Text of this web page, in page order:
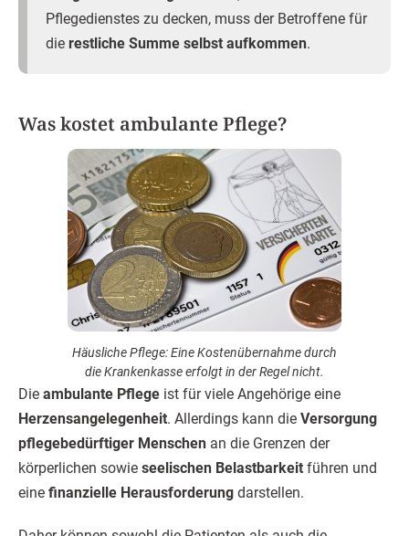
Pflegedienstes zu decken, muss der Betroffene für
die restliche Summe selbst aufkommen.
Was kostet ambulante Pflege?
Häusliche Pflege: Eine Kostenübernahme durch
die Krankenkasse erfolgt in der Regel nicht.
Die ambulante Pflege ist für viele Angehörige eine
Herzensangelegenheit. Allerdings kann die Versorgung
pflegebedürftiger Menschen an die Grenzen der
körperlichen sowie seelischen Belastbarkeit führen und
eine finanzielle Herausforderung darstellen.